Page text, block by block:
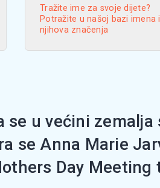
Tražite ime za svoje dijete?
Potražite u našoj bazi imena i
njihova značenja
u većini zemalja
se Anna Marie
Day Meeting